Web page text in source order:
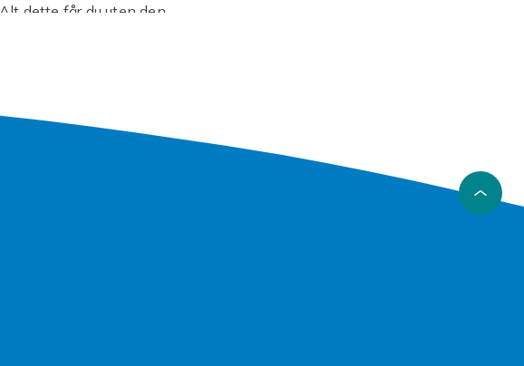
dette får du uten den
deg om at våre
iPhonegjennomgår
mest
din og planeten.